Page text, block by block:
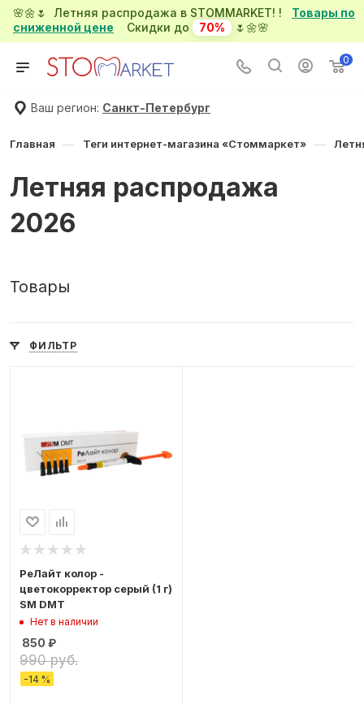
🌸🌼🌷 Летняя распродажа в STOMMARKET! ! Товары по
сниженной цене Скидки до 70% 🌷🌼🌸
0
Ваш регион: Санкт-Петербург
Главная — Теги интернет-магазина «Стоммаркет» —
Летняя распродажа
2026
Товары
ФИЛЬТР
РеЛайт колор -
цветокорректор серый (1 г)
SM DMT
Нет в наличии
850 ₽
990 руб.
-14 %